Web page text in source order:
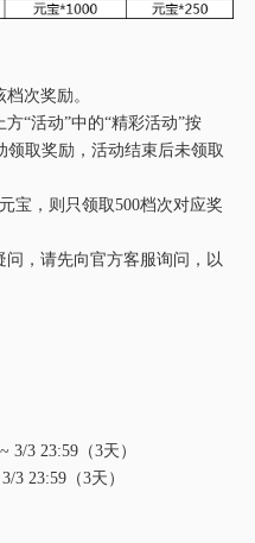
次奖励。
“活动”中的“精彩活动”按
领取奖励，活动结束后未领取
宝，则只领取500档次对应奖
，请先向官方客服询问，以
3/3 23:59（3天）
3/3 23:59（3天）